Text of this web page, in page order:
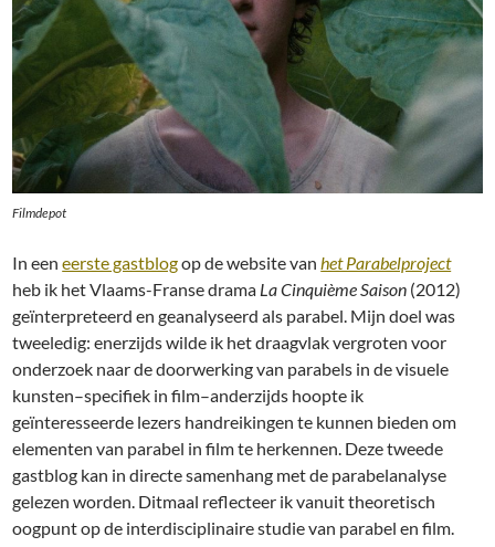
Filmdepot
In eeneerste gastblogop de website vanhet Parabelproject
heb ik het Vlaams-Franse drama La Cinquième Saison (2012)
geïnterpreteerd en geanalyseerd als parabel. Mijn doel was
tweeledig: enerzijds wilde ik het draagvlak vergroten voor
onderzoek naar de doorwerking van parabels in de visuele
kunsten–specifiek in film–anderzijds hoopte ik
geïnteresseerde lezers handreikingen te kunnen bieden om
elementen van parabel in film te herkennen. Deze tweede
gastblog kan in directe samenhang met de parabelanalyse
gelezen worden. Ditmaal reflecteer ik vanuit theoretisch
oogpunt op de interdisciplinaire studie van parabel en film.